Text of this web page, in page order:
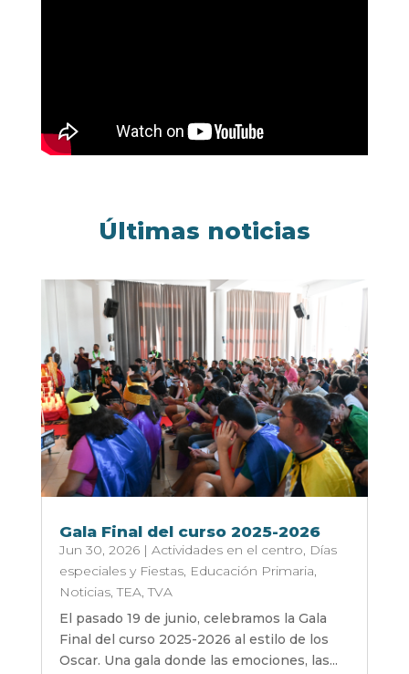
Últimas noticias
Gala Final del curso 2025-2026
Jun 30, 2026| Actividades en el centro, Días
especiales y Fiestas, Educación Primaria,
Noticias,TEA,TVA
El pasado 19 de junio, celebramos la Gala
Final del curso 2025-2026 al estilo de los
Oscar. Una gala donde las emociones, las...